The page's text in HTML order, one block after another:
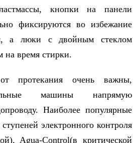
кнопки на панели
фиксируются во избежание
а люки с двойным стеклом
на время стирки.
протекания очень важны,
машины напрямую
Наиболее популярные
электронного контроля
Agua-Control(в критической